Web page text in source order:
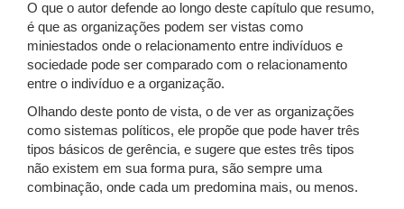
O que o autor defende ao longo deste capítulo que resumo,
é que as organizações podem ser vistas como
miniestados onde o relacionamento entre indivíduos e
sociedade pode ser comparado com o relacionamento
entre o indivíduo e a organização.
Olhando deste ponto de vista, o de ver as organizações
como sistemas políticos, ele propõe que pode haver três
tipos básicos de gerência, e sugere que estes três tipos
não existem em sua forma pura, são sempre uma
combinação, onde cada um predomina mais, ou menos.